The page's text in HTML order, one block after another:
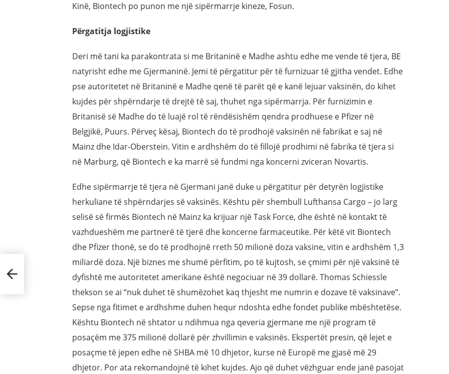
Kinë, Biontech po punon me një sipërmarrje kineze, Fosun.
Përgatitja logjistike
Deri më tani ka parakontrata si me Britaninë e Madhe ashtu edhe me vende të tjera, BE
natyrisht edhe me Gjermaninë. Jemi të përgatitur për të furnizuar të gjitha vendet. Edhe
pse autoritetet në Britaninë e Madhe qenë të parët që e kanë lejuar vaksinën, do kihet
kujdes për shpërndarje të drejtë të saj, thuhet nga sipërmarrja. Për furnizimin e
Britanisë së Madhe do të luajë rol të rëndësishëm qendra prodhuese e Pfizer në
Belgjikë, Puurs. Përveç kësaj, Biontech do të prodhojë vaksinën në fabrikat e saj në
Mainz dhe Idar-Oberstein. Vitin e ardhshëm do të fillojë prodhimi në fabrika të tjera si
në Marburg, që Biontech e ka marrë së fundmi nga koncerni zviceran Novartis.
Edhe sipërmarrje të tjera në Gjermani janë duke u përgatitur për detyrën logjistike
herkuliane të shpërndarjes së vaksinës. Kështu për shembull Lufthansa Cargo – jo larg
selisë së firmës Biontech në Mainz ka krijuar një Task Force, dhe është në kontakt të
vazhdueshëm me partnerë të tjerë dhe koncerne farmaceutike. Për këtë vit Biontech
dhe Pfizer thonë, se do të prodhojnë rreth 50 milionë doza vaksine, vitin e ardhshëm 1,3
miliardë doza. Një biznes me shumë përfitim, po të kujtosh, se çmimi për një vaksinë të
dyfishtë me autoritetet amerikane është negociuar në 39 dollarë. Thomas Schiessle
thekson se ai “nuk duhet të shumëzohet kaq thjesht me numrin e dozave të vaksinave”.
Sepse nga fitimet e ardhshme duhen hequr ndoshta edhe fondet publike mbështetëse.
Kështu Biontech në shtator u ndihmua nga qeveria gjermane me një program të
posaçëm me 375 milionë dollarë për zhvillimin e vaksinës. Ekspertët presin, që lejet e
posaçme të jepen edhe në SHBA më 10 dhjetor, kurse në Europë me gjasë më 29
dhjetor. Por ata rekomandojnë të kihet kujdes. Ajo që duhet vëzhguar ende janë pasojat